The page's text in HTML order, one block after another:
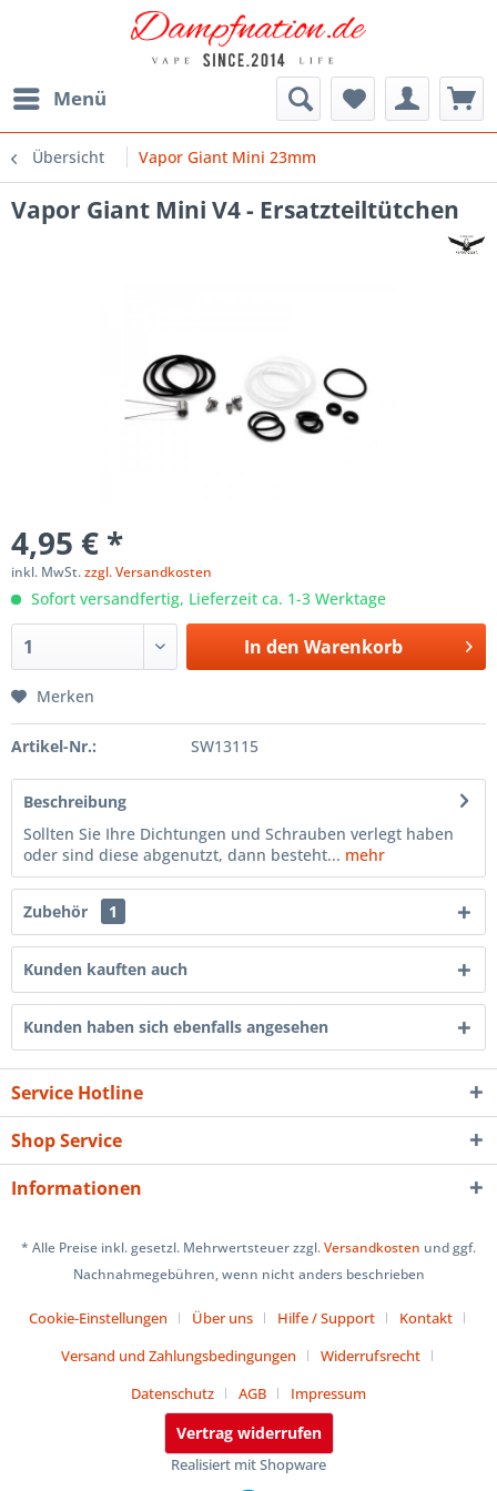
Menü
Übersicht Vapor Giant Mini 23mm
Vapor Giant Mini V4 - Ersatzteiltütchen
4,95 € *
inkl. MwSt.zzgl. Versandkosten
Sofort versandfertig, Lieferzeit ca. 1-3 Werktage
In den Warenkorb
Merken
Artikel-Nr.: SW13115
Beschreibung
Sollten Sie Ihre Dichtungen und Schrauben verlegt haben
oder sind diese abgenutzt, dann besteht... mehr
Zubehör 1
Kunden kauften auch
Kunden haben sich ebenfalls angesehen
Service Hotline
Shop Service
Informationen
* Alle Preise inkl. gesetzl. Mehrwertsteuer zzgl.Versandkosten und ggf.
Nachnahmegebühren, wenn nicht anders beschrieben
Cookie-Einstellungen Über uns Hilfe / Support
Kontakt
Versand und Zahlungsbedingungen
Widerrufsrecht
Datenschutz
AGB Impressum
Vertrag widerrufen
Realisiert mit Shopware